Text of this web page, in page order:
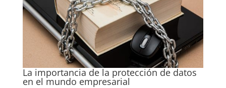
La importancia de la protección de datos
en el mundo empresarial